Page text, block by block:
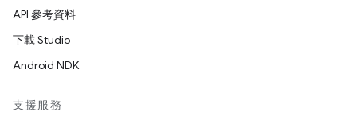
API 參考資料
下載 Studio
Android NDK
支援服務